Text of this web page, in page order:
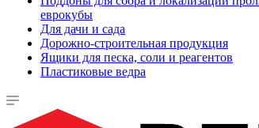
еврокубы
Для дачи и сада
Дорожно-строительная продукция
Ящики для песка, соли и реагентов
Пластиковые ведра